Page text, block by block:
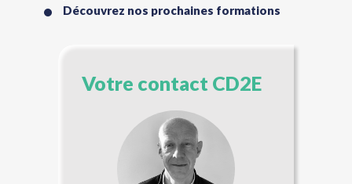
Découvrez nos prochaines formations
Votre contact CD2E